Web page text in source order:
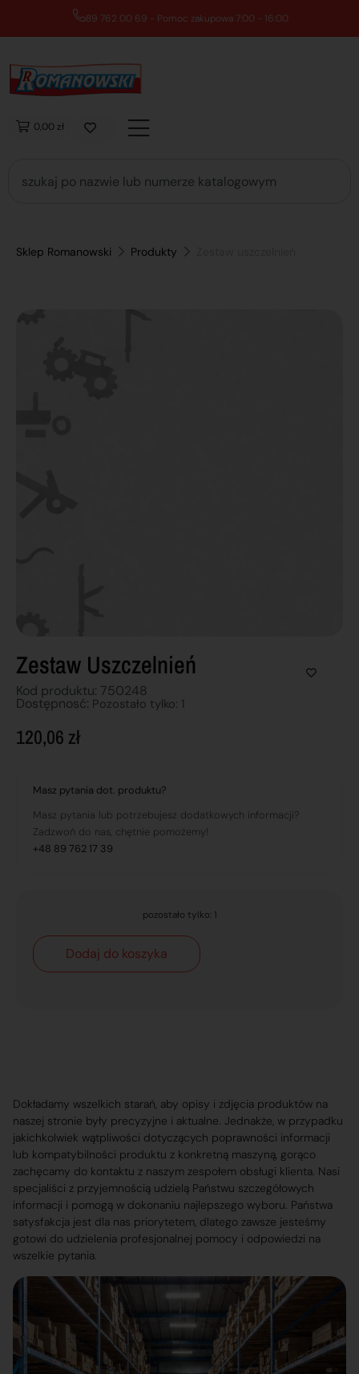
89 762 00 69 - Pomoc zakupowa 7:00 - 16:00
0,00 zł
Sklep Romanowski Produkty
Zestaw Uszczelnień
Kod produktu: 750248
Dostępnosć: Pozostało tylko: 1
120,06 zł
Masz pytania dot. produktu?
Masz pytania lub potrzebujesz dodatkowych informacji?
Zadzwoń do nas, chętnie pomożemy!
+48 89 762 17 39
pozostało tylko: 1
Dodaj do koszyka
Dokładamy wszelkich starań, aby opisy i zdjęcia produktów na
naszej stronie były precyzyjne i aktualne. Jednakże, w przypadku
jakichkolwiek wątpliwości dotyczących poprawności informacji
lub kompatybilności produktu z konkretną maszyną, gorąco
zachęcamy do kontaktu z naszym zespołem obsługi klienta. Nasi
specjaliści z przyjemnością udzielą Państwu szczegółowych
informacji i pomogą w dokonaniu najlepszego wyboru. Państwa
satysfakcja jest dla nas priorytetem, dlatego zawsze jesteśmy
gotowi do udzielenia profesjonalnej pomocy i odpowiedzi na
wszelkie pytania.